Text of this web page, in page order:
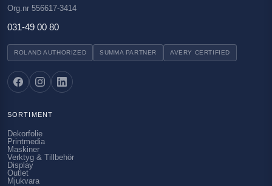
Org.nr 556617-3414
031-49 00 80
ROLAND AUTHORIZED SUMMA PARTNER AVERY CERTIFIED
SORTIMENT
Dekorfolie
Printmedia
Maskiner
Verktyg & Tillbehör
Display
Outlet
Mjukvara